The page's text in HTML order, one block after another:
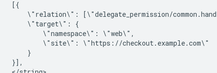
\"relation\":
\"target\":
\"namespace\":
\"site\":
}
}],